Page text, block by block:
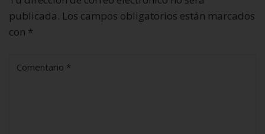
publicada. Los campos obligatorios están marcados
con *